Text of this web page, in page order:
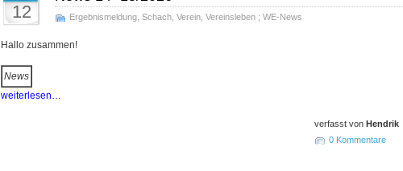
12 Ergebnismeldung Schach Verein Vereinsleben ; WE-News
Hallo zusammen!
News
weiterlesen…
verfasst von Hendrik
0 Kommentare